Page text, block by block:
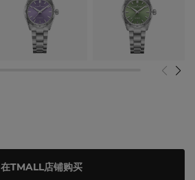
在TMALL店铺购买